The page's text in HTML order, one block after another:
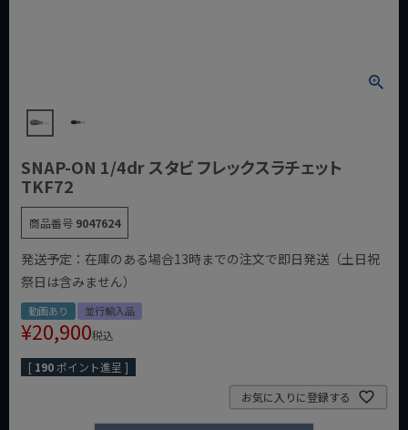
SNAP-ON 1/4dr スタビ フレックスラチェット
TKF72
商品番号 9047624
発送予定：在庫のある場合13時までの注文で即日発送（土日祝
祭日は含みません）
動画あり 並行輸入品
¥20,900税込
[ 190ポイント進呈 ]
お気に入りに登録する